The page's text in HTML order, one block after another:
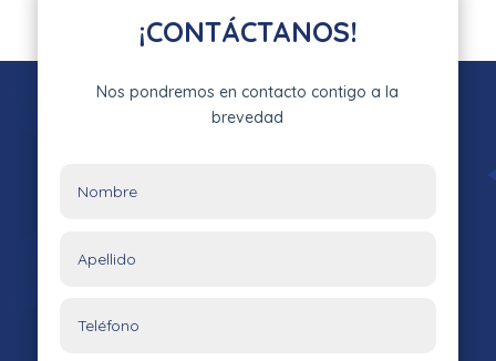
¡CONTÁCTANOS!
Nos pondremos en contacto contigo a la
brevedad